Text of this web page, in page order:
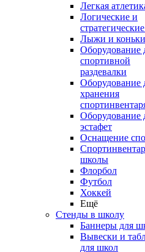
Легкая
Логические и
Лыжи и коньки
Оборудование
спортивной
раздевалки
Оборудование
хранения
Оборудование
эстафет
Оснащение
школы
Флорбол
Футбол
Хоккей
Ещё
Стенды в школу
Баннеры для
Вывески и
для школ